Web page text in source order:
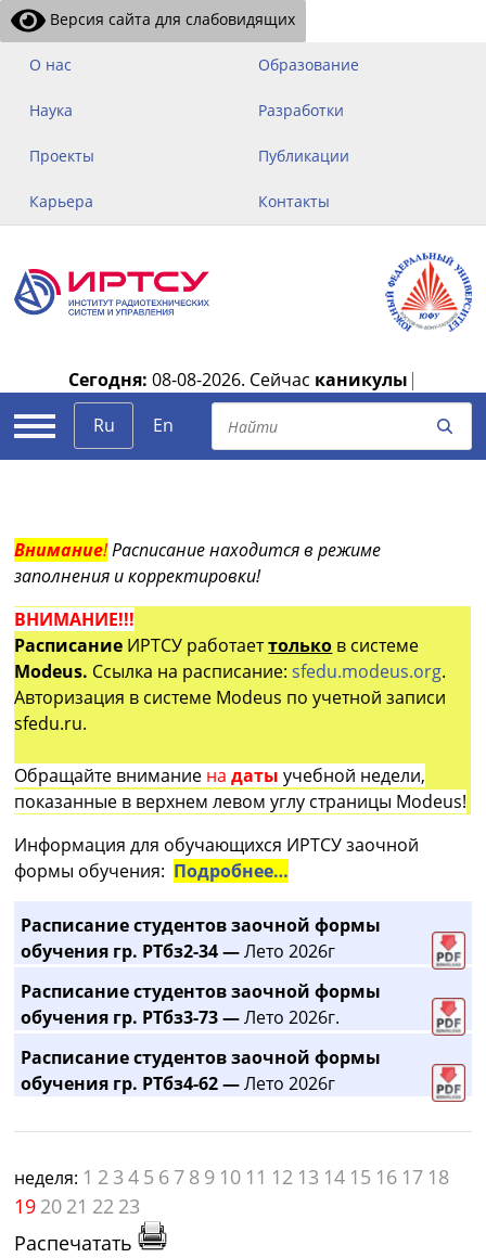
Версия сайта для слабовидящих
О нас Образование
Наука Разработки
Проекты Публикации
Карьера Контакты
Сегодня: 08-08-2026. Сейчас каникулы |
Ru
En
Внимание!Расписание находится в режиме
заполнения и корректировки!
ВНИМАНИЕ!!!
Расписание ИРТСУ работаеттолько в системе
Modeus. Ссылка на расписание:sfedu.modeus.org.
Авторизация в системе Modeus по учетной записи
sfedu.ru.
Обращайте внимание на датыучебной недели,
показанные в верхнем левом углу страницы Modeus!
Информация для обучающихся ИРТСУ заочной
формы обучения: Подробнее…
Расписание студентов заочной формы
обучения гр. РТбз2-34 —Лето 2026г
Расписание студентов заочной формы
обучения гр. РТбз3-73 —Лето 2026г.
Расписание студентов заочной формы
обучения гр. РТбз4-62 —Лето 2026г
неделя: 1 2 3 4 5 6 7 8 9 10 11 12 13 14 15 16 17 18
19 20 21 22 23
Распечатать